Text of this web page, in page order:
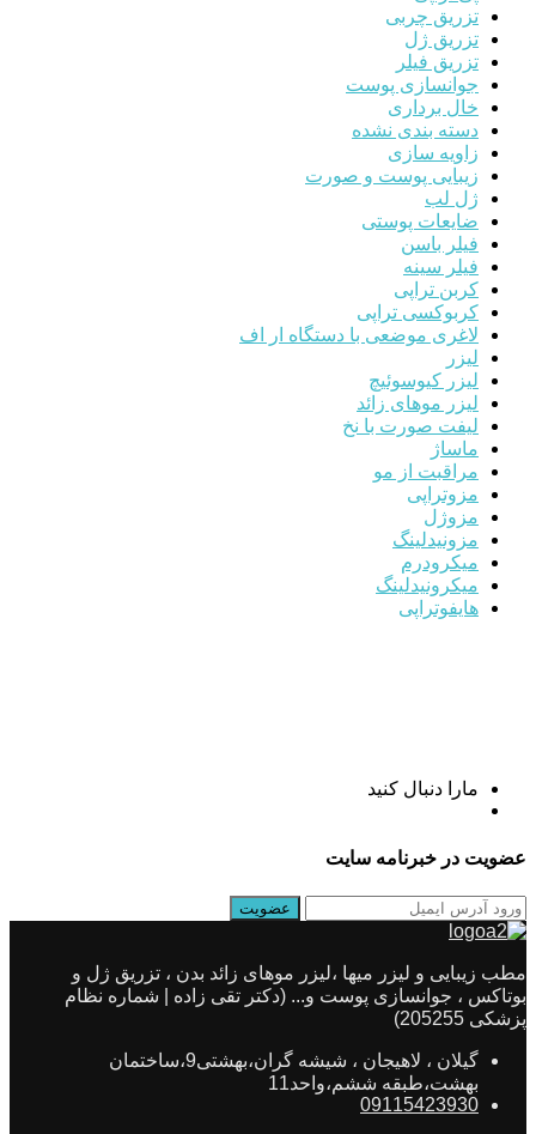
تزریق چربی
تزریق ژل
تزریق فیلر
جوانسازی پوست
خال برداری
دسته بندی نشده
زاویه سازی
زیبایی پوست و صورت
ژل لب
ضایعات پوستی
فیلر باسن
فیلر سینه
کربن تراپی
کربوکسی تراپی
لاغری موضعی با دستگاه ار اف
لیزر
لیزر کیوسوئیچ
لیزر موهای زائد
لیفت صورت با نخ
ماساژ
مراقبت از مو
مزوتراپی
مزوژل
مزونیدلینگ
میکرودرم
میکرونیدلینگ
هایفوتراپی
مارا دنبال کنید
عضویت در خبرنامه سایت
مطب زیبایی و لیزر میها ،لیزر موهای زائد بدن ، تزریق ژل و
بوتاکس ، جوانسازی پوست و... (دکتر تقی زاده | شماره نظام
پزشکی 205255)
گیلان ، لاهیجان ، شیشه گران،بهشتی9،ساختمان
بهشت،طبقه ششم،واحد11
09115423930